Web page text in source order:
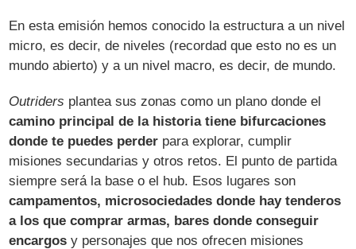
En esta emisión hemos conocido la estructura a un nivel
micro, es decir, de niveles (recordad que esto no es un
mundo abierto) y a un nivel macro, es decir, de mundo.
Outriders plantea sus zonas como un plano donde el
camino principal de la historia tiene bifurcaciones
donde te puedes perder para explorar, cumplir
misiones secundarias y otros retos. El punto de partida
siempre será la base o el hub. Esos lugares son
campamentos, microsociedades donde hay tenderos
a los que comprar armas, bares donde conseguir
encargos y personajes que nos ofrecen misiones